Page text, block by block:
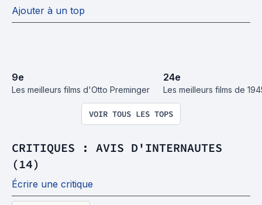
Ajouter à un top
9e
Les meilleurs films d'Otto Preminger
24e
Les meilleurs films de
VOIR TOUS LES TOPS
CRITIQUES : AVIS D'INTERNAUTES
(14)
Écrire une critique